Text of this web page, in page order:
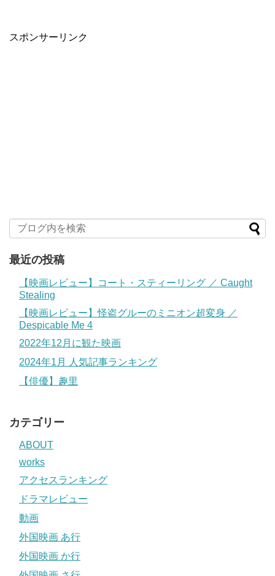
スポンサーリンク
最近の投稿
【映画レビュー】コート・スティーリング ／ Caught
Stealing
【映画レビュー】怪盗グルーのミニオン超変身 ／
Despicable Me 4
2022年12月に観た映画
2024年1月 人気記事ランキング
【俳優】趣里
カテゴリー
ABOUT
works
アクセスランキング
ドラマレビュー
動画
外国映画 あ行
外国映画 か行